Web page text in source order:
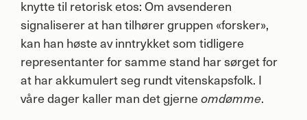
knytte til retorisk etos: Om avsenderen
signaliserer at han tilhører gruppen «forsker»,
kan han høste av inntrykket som tidligere
representanter for samme stand har sørget for
at har akkumulert seg rundt vitenskapsfolk. I
våre dager kaller man det gjerne omdømme.